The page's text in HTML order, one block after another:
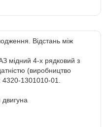
Відстань між
мідний 4-х рядковий з
(виробництво
4320-1301010-01.